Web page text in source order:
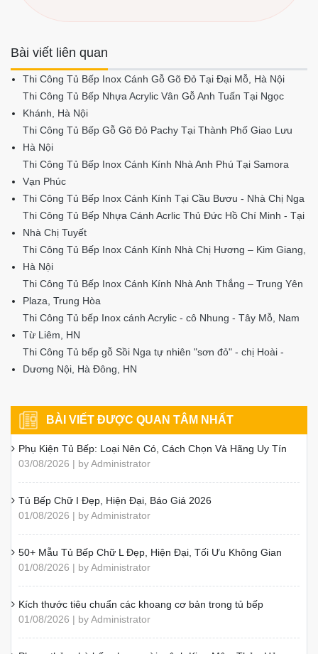
Bài viết liên quan
Thi Công Tủ Bếp Inox Cánh Gỗ Gõ Đỏ Tại Đại Mỗ, Hà Nội
Thi Công Tủ Bếp Nhựa Acrylic Vân Gỗ Anh Tuấn Tại Ngọc
Khánh, Hà Nội
Thi Công Tủ Bếp Gỗ Gõ Đỏ Pachy Tại Thành Phố Giao Lưu
Hà Nội
Thi Công Tủ Bếp Inox Cánh Kính Nhà Anh Phú Tại Samora
Vạn Phúc
Thi Công Tủ Bếp Inox Cánh Kính Tại Cầu Bươu - Nhà Chị Nga
Thi Công Tủ Bếp Nhựa Cánh Acrlic Thủ Đức Hồ Chí Minh - Tại
Nhà Chị Tuyết
Thi Công Tủ Bếp Inox Cánh Kính Nhà Chị Hương – Kim Giang,
Hà Nội
Thi Công Tủ Bếp Inox Cánh Kính Nhà Anh Thắng – Trung Yên
Plaza, Trung Hòa
Thi Công Tủ bếp Inox cánh Acrylic - cô Nhung - Tây Mỗ, Nam
Từ Liêm, HN
Thi Công Tủ bếp gỗ Sồi Nga tự nhiên "sơn đỏ" - chị Hoài -
Dương Nội, Hà Đông, HN
BÀI VIẾT ĐƯỢC QUAN TÂM NHẤT
Phụ Kiện Tủ Bếp: Loại Nên Có, Cách Chọn Và Hãng Uy Tín
03/08/2026 | by Administrator
Tủ Bếp Chữ I Đẹp, Hiện Đại, Báo Giá 2026
01/08/2026 | by Administrator
50+ Mẫu Tủ Bếp Chữ L Đẹp, Hiện Đại, Tối Ưu Không Gian
01/08/2026 | by Administrator
Kích thước tiêu chuẩn các khoang cơ bản trong tủ bếp
01/08/2026 | by Administrator